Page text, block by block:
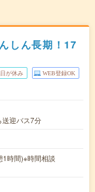
しん長期！17
が休み WEB登録OK
送迎バス7分
時間)※時間相談